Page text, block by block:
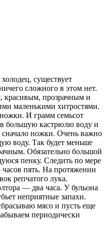
существует
сложного в этом нет.
красивым, прозрачным и
маленькими хитростями.
И грамм семьсот
большую кастрюлю воду и
сначало ножки. Очень важно
воду. Так будет меньше
Обязательно большой
пенку. Следить по мере
пять. На протяжении
репчатого лука.
— два часа. У бульона
неприятные запахи.
мясо и пусть еще
периодически